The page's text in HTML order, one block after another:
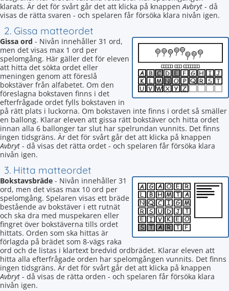
klarats. Är det för svårt går det att klicka på knappenAvbryt - då
visas de rätta svaren - och spelaren får försöka klara nivån igen.
2. Gissa matteordet
Gissa ord - Nivån innehåller 31 ord,
men det visas max 1 ord per
spelomgång. Här gäller det för eleven
att hitta det sökta ordet eller
meningen genom att föreslå
bokstäver från alfabetet. Om den
föreslagna bokstaven finns i det
efterfrågade ordet fylls bokstaven in
på rätt plats i luckorna. Om bokstaven inte finns i ordet så smäller
en ballong. Klarar eleven att gissa rätt bokstäver och hitta ordet
innan alla 6 ballonger tar slut har spelrundan vunnits. Det finns
ingen tidsgräns. Är det för svårt går det att klicka på knappen
Avbryt - då visas det rätta ordet - och spelaren får försöka klara
nivån igen.
3. Hitta matteordet
Bokstavsbräde - Nivån innehåller 31
ord, men det visas max 10 ord per
spelomgång. Spelaren visas ett bräde
bestående av bokstäver i ett rutnät
och ska dra med muspekaren eller
fingret över bokstäverna tills ordet
hittats. Orden som ska hittas är
förlagda på brädet som 8-vägs raka
ord och de listas i klartext bredvid ordbrädet. Klarar eleven att
hitta alla efterfrågade orden har spelomgången vunnits. Det finns
ingen tidsgräns. Är det för svårt går det att klicka på knappen
Avbryt - då visas de rätta orden - och spelaren får försöka klara
nivån igen.